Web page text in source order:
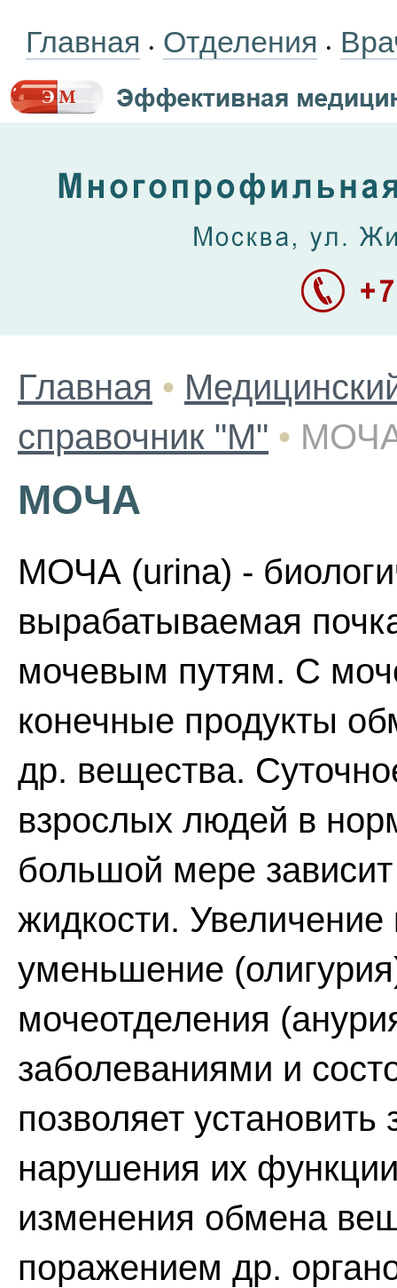
Главная • Отделения •
Главная •
справочник "М" •
МОЧА
МОЧА (urina) -
вырабатываемая
мочевым путям. С
конечные продукты
др. вещества.
взрослых людей в
большой мере
жидкости.
уменьшение
мочеотделения
заболеваниями и
позволяет
нарушения их
изменения обмена
поражением др.